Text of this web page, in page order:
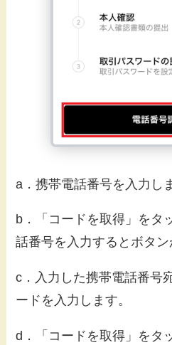
a．携帯電話番号を入力し
b．「コードを取得」をタ
話番号を入力するとボタン
c．入力した携帯電話番号
ードを入力します。
d．「コードを取得」をタ